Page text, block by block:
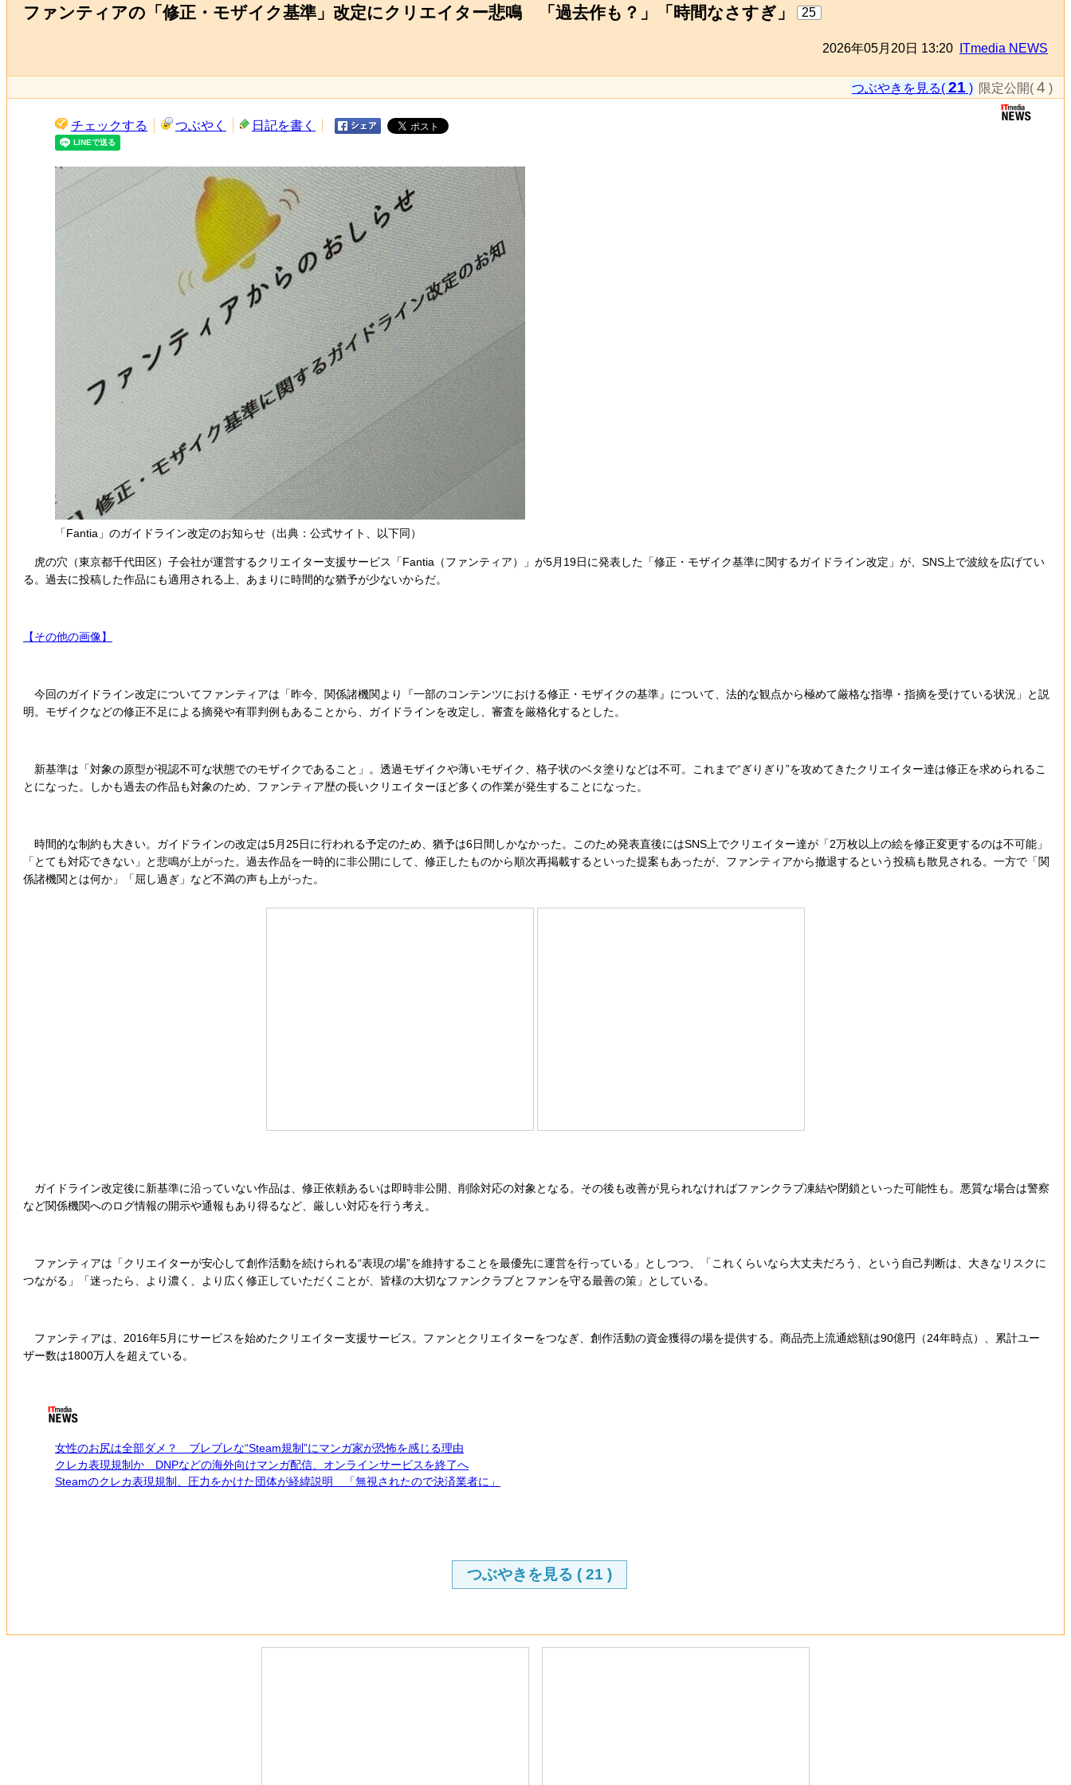
ファンティアの「修正・モザイク基準」改定にクリエイター悲鳴 「過去作も？」「時間なさすぎ」 25
2026年05月20日 13:20 ITmedia NEWS
つぶやきを見る( 21 ) 限定公開( 4 )
チェックする つぶやく 日記を書く
「Fantia」のガイドライン改定のお知らせ（出典：公式サイト、以下同）
虎の穴（東京都千代田区）子会社が運営するクリエイター支援サービス「Fantia（ファンティア）」が5月19日に発表した「修正・モザイク基準に関するガイドライン改定」が、SNS上で波紋を広げてい
る。過去に投稿した作品にも適用される上、あまりに時間的な猶予が少ないからだ。
【その他の画像】
今回のガイドライン改定についてファンティアは「昨今、関係諸機関より『一部のコンテンツにおける修正・モザイクの基準』について、法的な観点から極めて厳格な指導・指摘を受けている状況」と説
明。モザイクなどの修正不足による摘発や有罪判例もあることから、ガイドラインを改定し、審査を厳格化するとした。
新基準は「対象の原型が視認不可な状態でのモザイクであること」。透過モザイクや薄いモザイク、格子状のベタ塗りなどは不可。これまで“ぎりぎり”を攻めてきたクリエイター達は修正を求められるこ
とになった。しかも過去の作品も対象のため、ファンティア歴の長いクリエイターほど多くの作業が発生することになった。
時間的な制約も大きい。ガイドラインの改定は5月25日に行われる予定のため、猶予は6日間しかなかった。このため発表直後にはSNS上でクリエイター達が「2万枚以上の絵を修正変更するのは不可能」
「とても対応できない」と悲鳴が上がった。過去作品を一時的に非公開にして、修正したものから順次再掲載するといった提案もあったが、ファンティアから撤退するという投稿も散見される。一方で「関
係諸機関とは何か」「屈し過ぎ」など不満の声も上がった。
ガイドライン改定後に新基準に沿っていない作品は、修正依頼あるいは即時非公開、削除対応の対象となる。その後も改善が見られなければファンクラブ凍結や閉鎖といった可能性も。悪質な場合は警察
など関係機関へのログ情報の開示や通報もあり得るなど、厳しい対応を行う考え。
ファンティアは「クリエイターが安心して創作活動を続けられる“表現の場”を維持することを最優先に運営を行っている」としつつ、「これくらいなら大丈夫だろう、という自己判断は、大きなリスクに
つながる」「迷ったら、より濃く、より広く修正していただくことが、皆様の大切なファンクラブとファンを守る最善の策」としている。
ファンティアは、2016年5月にサービスを始めたクリエイター支援サービス。ファンとクリエイターをつなぎ、創作活動の資金獲得の場を提供する。商品売上流通総額は90億円（24年時点）、累計ユー
ザー数は1800万人を超えている。
女性のお尻は全部ダメ？ ブレブレな“Steam規制”にマンガ家が恐怖を感じる理由
クレカ表現規制か DNPなどの海外向けマンガ配信、オンラインサービスを終了へ
Steamのクレカ表現規制、圧力をかけた団体が経緯説明 「無視されたので決済業者に」
つぶやきを見る ( 21 )